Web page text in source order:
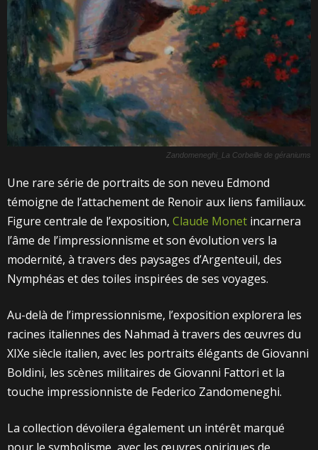
Zandomeneghi_La Corbeille de géraniums
Une rare série de portraits de son neveu Edmond
témoigne de l’attachement de Renoir aux liens familiaux.
Figure centrale de l’exposition, Claude Monet incarnera
l’âme de l’impressionnisme et son évolution vers la
modernité, à travers des paysages d’Argenteuil, des
Nymphéas et des toiles inspirées de ses voyages.
Au-delà de l’impressionnisme, l’exposition explorera les
racines italiennes des Nahmad à travers des œuvres du
XIXe siècle italien, avec les portraits élégants de Giovanni
Boldini, les scènes militaires de Giovanni Fattori et la
touche impressionniste de Federico Zandomeneghi.
La collection dévoilera également un intérêt marqué